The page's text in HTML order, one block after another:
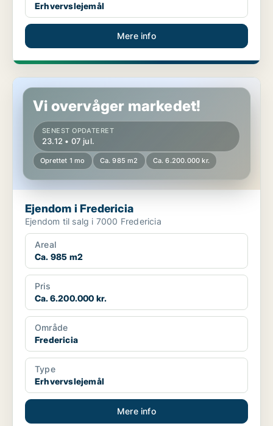
Erhvervslejemål
Mere info
Ejendom i Fredericia
Vi overvåger markedet!
SENEST OPDATERET
23.12 • 07 jul.
Oprettet 1 mo Ca. 985 m2 Ca. 6.200.000 kr.
Ejendom i Fredericia
Ejendom til salg i 7000 Fredericia
Areal
Ca. 985 m2
Pris
Ca. 6.200.000 kr.
Område
Fredericia
Type
Erhvervslejemål
Mere info